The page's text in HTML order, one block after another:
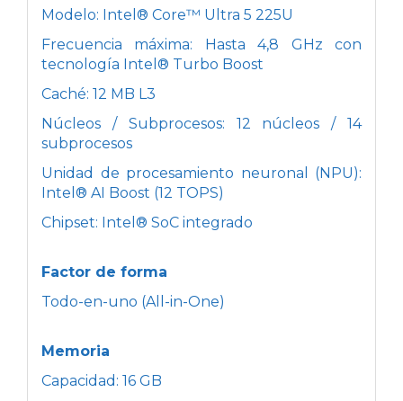
Modelo: Intel® Core™ Ultra 5 225U
Frecuencia máxima: Hasta 4,8 GHz con
tecnología Intel® Turbo Boost
Caché: 12 MB L3
Núcleos / Subprocesos: 12 núcleos / 14
subprocesos
Unidad de procesamiento neuronal (NPU):
Intel® AI Boost (12 TOPS)
Chipset: Intel® SoC integrado
Factor de forma
Todo-en-uno (All-in-One)
Memoria
Capacidad: 16 GB